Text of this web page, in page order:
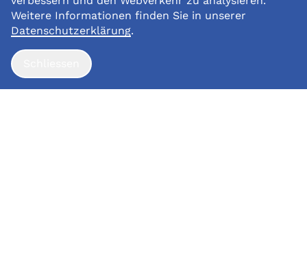
Weitere Informationen finden Sie in unserer
Datenschutzerklärung.
Spenden
© Copyright 2026 Landenhof